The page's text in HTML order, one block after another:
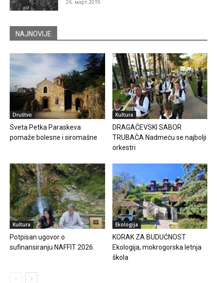
26. март 2019.
NAJNOVIJE
Društvo
Sveta Petka Paraskeva
pomaže bolesne i siromašne
Kultura
DRAGAČEVSKI SABOR
TRUBAČA Nadmeću se najbolji
orkestri
Kultura
Potpisan ugovor o
sufinansiranju NAFFIT 2026.
Ekologija
KORAK ZA BUDUĆNOST
Ekologija, mokrogorska letnja
škola